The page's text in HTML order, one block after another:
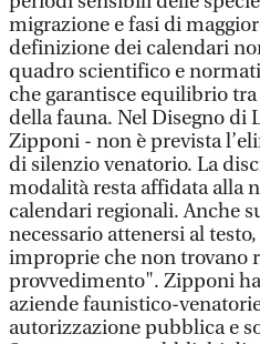
migrazione e fasi di
definizione dei calendari
quadro scientifico e
che garantisce equilibrio
della fauna. Nel Disegno di
Zipponi - non è prevista
di silenzio venatorio. La
modalità resta affidata alla
calendari regionali. Anche
necessario attenersi al
improprie che non trovano
provvedimento". Zipponi
aziende faunistico-
autorizzazione pubblica e